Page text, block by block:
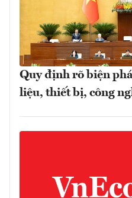
Quy định rõ biện
liệu, thiết bị, công